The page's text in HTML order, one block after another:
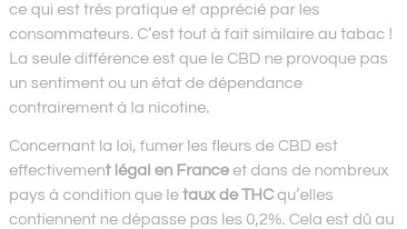
ce qui est très pratique et apprécié par les
consommateurs. C’est tout à fait similaire au tabac !
La seule différence est que le CBD ne provoque pas
un sentiment ou un état de dépendance
contrairement à la nicotine.
Concernant la loi, fumer les fleurs de CBD est
effectivement légal en Franceet dans de nombreux
pays à condition que le taux de THCqu’elles
contiennent ne dépasse pas les 0,2%. Cela est dû au